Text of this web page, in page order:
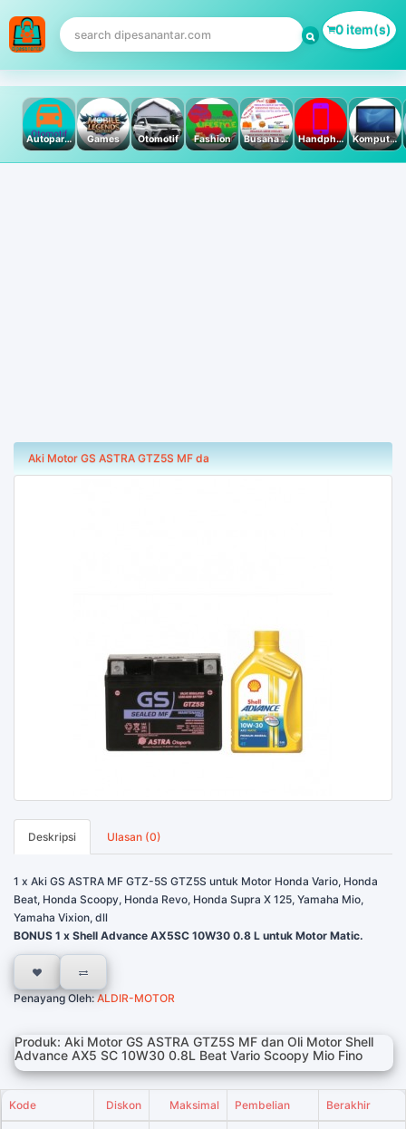
0 item(s)
Autoparts Games Otomotif Fashion Busana Muslim Handphone & Tablet Komputer PC & Laptop
Aki Motor GS ASTRA GTZ5S MF da
Deskripsi Ulasan (0)
1 x Aki GS ASTRA MF GTZ-5S GTZ5S untuk Motor Honda Vario, Honda
Beat, Honda Scoopy, Honda Revo, Honda Supra X 125, Yamaha Mio,
Yamaha Vixion, dll
BONUS 1 x Shell Advance AX5SC 10W30 0.8 L untuk Motor Matic.
Penayang Oleh:ALDIR-MOTOR
Produk: Aki Motor GS ASTRA GTZ5S MF dan Oli Motor Shell
Advance AX5 SC 10W30 0.8L Beat Vario Scoopy Mio Fino
Kode Diskon Maksimal Pembelian Berakhir